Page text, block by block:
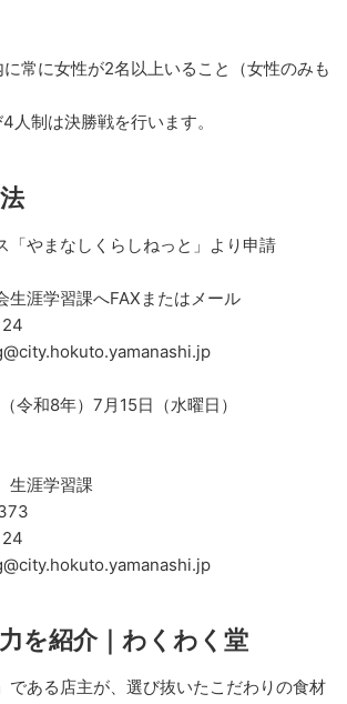
に常に女性が2名以上いること（女性のみも
人制は決勝戦を行います。
「やまなしくらしねっと」より申請
生涯学習課へFAXまたはメール
令和8年）7月15日（水曜日）
涯学習課
を紹介｜わくわく堂
である店主が、選び抜いたこだわりの食材